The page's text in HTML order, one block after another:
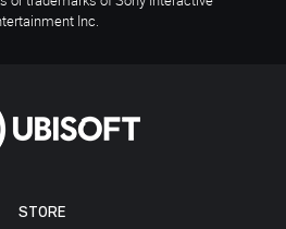
STORE
Inc.